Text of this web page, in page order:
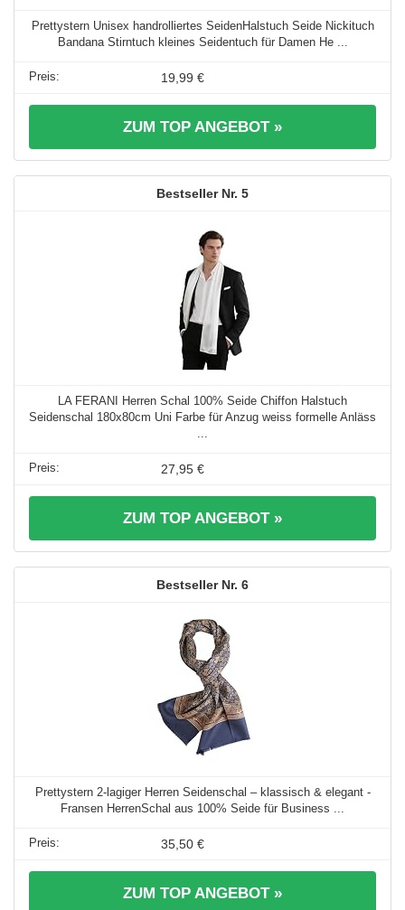
Prettystern Unisex handrolliertes SeidenHalstuch Seide Nickituch
Bandana Stirntuch kleines Seidentuch für Damen He ...
19,99 €
ZUM TOP ANGEBOT »
5
LA FERANI Herren Schal 100% Seide Chiffon Halstuch
Seidenschal 180x80cm Uni Farbe für Anzug weiss formelle Anläss
27,95 €
ZUM TOP ANGEBOT »
6
Prettystern 2-lagiger Herren Seidenschal – klassisch & elegant -
Fransen HerrenSchal aus 100% Seide für Business ...
35,50 €
ZUM TOP ANGEBOT »